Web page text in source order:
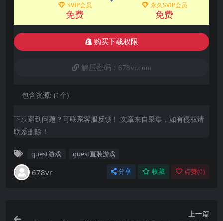
SVIP会员
免费
永久SVIP会员
免费
购买下载权限
解压密码：678vr.com
包含资源: (1个)
下载遇到问题？可联系客服反馈！ 文章来自采集，如有侵权请
联系删除！
quest游戏 quest直装游戏
678vr 分享 收藏 点赞(0)
上一篇